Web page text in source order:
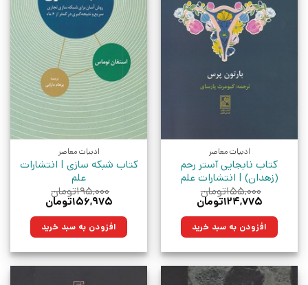
ادبیات معاصر
کتاب نابجایی آستر رحم
(زهدان) | انتشارات علم
۱۵۵,۰۰۰تومان
قیمت
۱۵۵,۰۰۰تومان
بود.
۱۲۴,۷۷۵تومان
۱۲۴,۷۷۵تومان.افزودن به سبد خرید
ادبیات معاصر
کتاب شبکه سازی | انتشارات
علم
۱۹۵,۰۰۰تومان
قیمت
۱۹۵,۰۰۰تومان
بود.
۱۵۶,۹۷۵تومان
۱۵۶,۹۷۵تومان.افزودن به سبد خرید